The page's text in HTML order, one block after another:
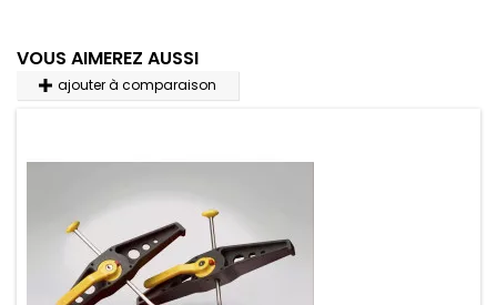
VOUS AIMEREZ AUSSI
ajouter à comparaison